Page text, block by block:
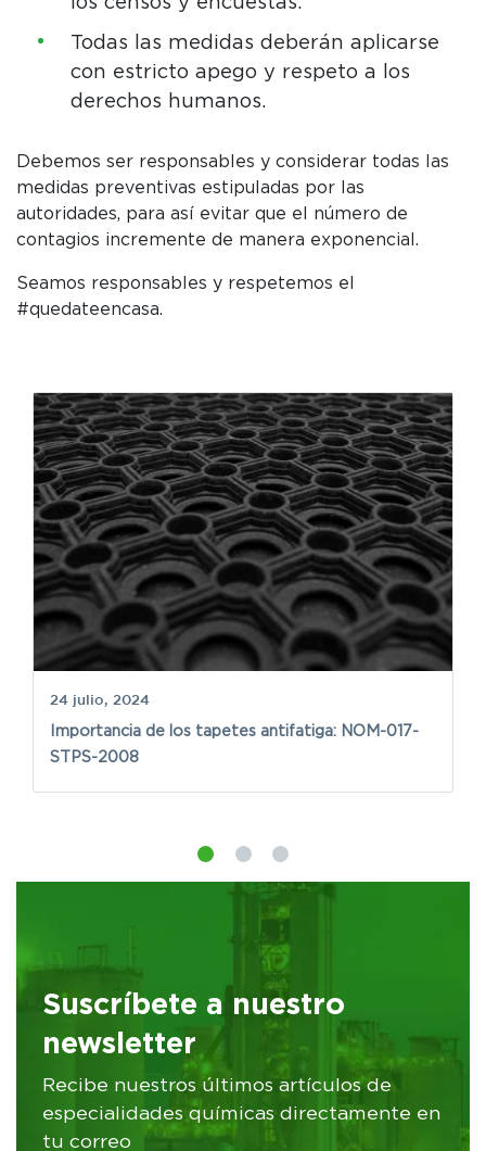
Todas las medidas deberán aplicarse
con estricto apego y respeto a los
derechos humanos.
Debemos ser responsables y considerar todas las
medidas preventivas estipuladas por las
autoridades, para así evitar que el número de
contagios incremente de manera exponencial.
Seamos responsables y respetemos el
#quedateencasa.
24 julio, 2024
Importancia de los tapetes antifatiga: NOM-017-
STPS-2008
Suscríbete a nuestro
newsletter
Recibe nuestros últimos artículos de
especialidades químicas directamente en
tu correo